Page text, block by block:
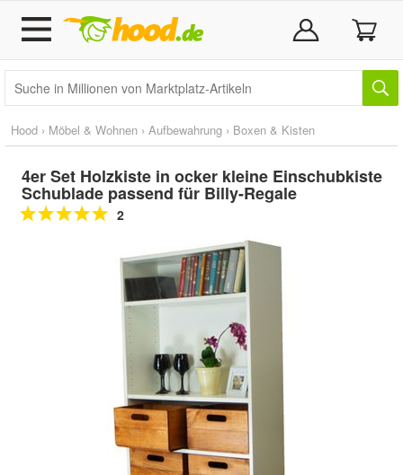
Hood › Möbel & Wohnen › Aufbewahrung › Boxen & Kisten
4er Set Holzkiste in ocker kleine Einschubkiste
Schublade passend für Billy-Regale
2